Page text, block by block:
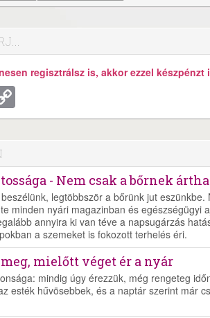
regisztrálsz is, akkor ezzel készpénzt
- Nem csak a bőrnek
legtöbbször a bőrünk jut
minden nyári magazinban és egészségügyi
annyira ki van téve a napsugárzás
a szemeket is fokozott terhelés éri.
mielőtt véget ér a nyár
mindig úgy érezzük, még rengeteg
esték hűvösebbek, és a naptár szerint már